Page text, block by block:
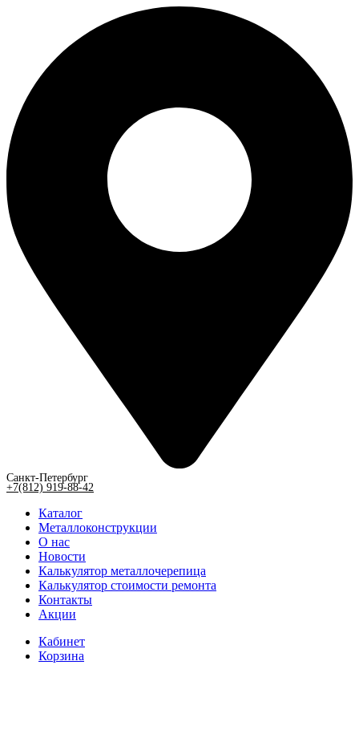
Санкт-Петербург
+7(812) 919-88-42
Каталог
Металлоконструкции
О нас
Новости
Калькулятор металлочерепица
Калькулятор стоимости ремонта
Контакты
Акции
Кабинет
Корзина